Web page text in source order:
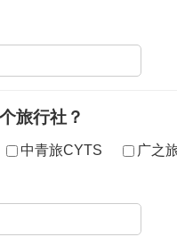
旅行社？
中青旅CYTS 广之